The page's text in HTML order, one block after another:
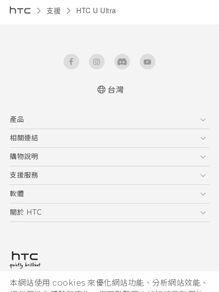
本網站使用 cookies 來優化網站功能、分析網站效能、
支援 HTC U Ultra‎
台灣
產品
5G
智慧型手機
配件
相關連結
HTC Research
購物說明
購物須知
訂單管理
付款方式
支援服務
到府收送維修服務
服務中心資訊
客戶服務佈告欄
軟體
應用程式
HTC Sync Manager
關於 HTC
投資人
隱私權政策
© 2011-2026 HTC Corporation